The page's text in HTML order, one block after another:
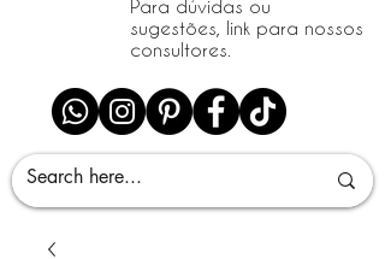
Para dúvidas ou
sugestões, link para nossos
consultores.